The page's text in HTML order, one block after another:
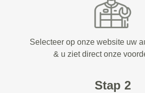
Selecteer op onze website uw
& u ziet direct onze
Stap 2